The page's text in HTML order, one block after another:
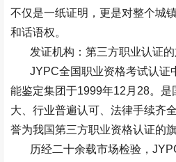
不仅是一纸证明，更是对整个城
和话语权。
发证机构：第三方职业认证
JYPC全国职业资格考试认证
能鉴定集团于1999年12 月 28。是
大、行业普遍认可、法律手续齐
誉为我国第三方职业资格认证的
历经二十余载市场检验，